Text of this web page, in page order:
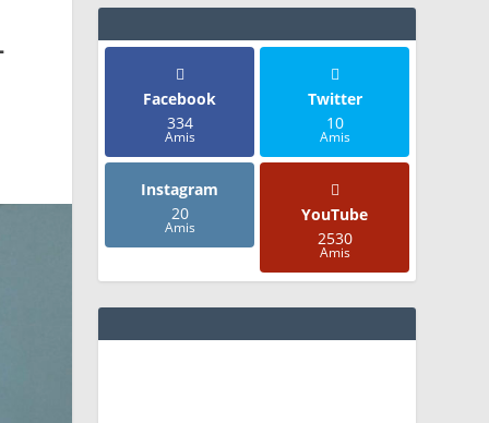
Facebook
334
Amis
Twitter
10
Amis
Instagram
20
Amis
YouTube
2530
Amis